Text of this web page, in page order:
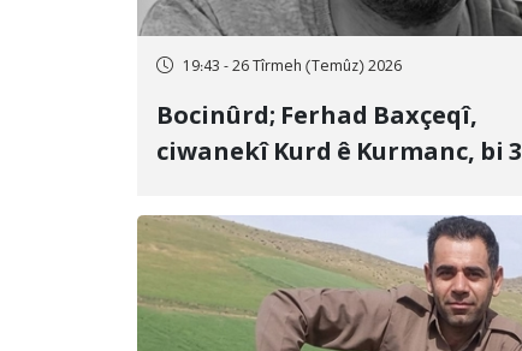
19:43 - 26 Tîrmeh (Temûz) 2026
Bocinûrd; Ferhad Baxçeqî,
ciwanekî Kurd ê Kurmanc, bi 3
cezakirin